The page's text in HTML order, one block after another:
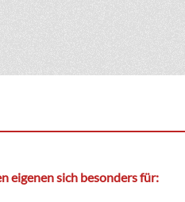
eigenen sich besonders für: